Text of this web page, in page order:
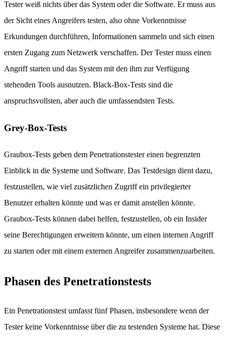
Tester weiß nichts über das System oder die Software. Er muss aus
der Sicht eines Angreifers testen, also ohne Vorkenntnisse
Erkundungen durchführen, Informationen sammeln und sich einen
ersten Zugang zum Netzwerk verschaffen. Der Tester muss einen
Angriff starten und das System mit den ihm zur Verfügung
stehenden Tools ausnutzen. Black-Box-Tests sind die
anspruchsvollsten, aber auch die umfassendsten Tests.
Grey-Box-Tests
Graubox-Tests geben dem Penetrationstester einen begrenzten
Einblick in die Systeme und Software. Das Testdesign dient dazu,
festzustellen, wie viel zusätzlichen Zugriff ein privilegierter
Benutzer erhalten könnte und was er damit anstellen könnte.
Graubox-Tests können dabei helfen, festzustellen, ob ein Insider
seine Berechtigungen erweitern könnte, um einen internen Angriff
zu starten oder mit einem externen Angreifer zusammenzuarbeiten.
Phasen des Penetrationstests
Ein Penetrationstest umfasst fünf Phasen, insbesondere wenn der
Tester keine Vorkenntnisse über die zu testenden Systeme hat. Diese